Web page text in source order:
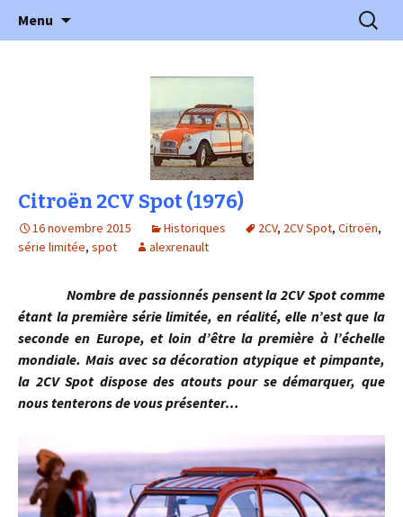
l'Automobile Ancienne
l'automobile ancienne : articles, historiques
…
Menu
Citroën 2CV Spot (1976)
16 novembre 2015 Historiques 2CV, 2CV Spot, Citroën,
série limitée, spot alexrenault
Nombre de passionnés pensent la 2CV Spot comme
étant la première série limitée, en réalité, elle n’est que la
seconde en Europe, et loin d’être la première à l’échelle
mondiale. Mais avec sa décoration atypique et pimpante,
la 2CV Spot dispose des atouts pour se démarquer, que
nous tenterons de vous présenter…